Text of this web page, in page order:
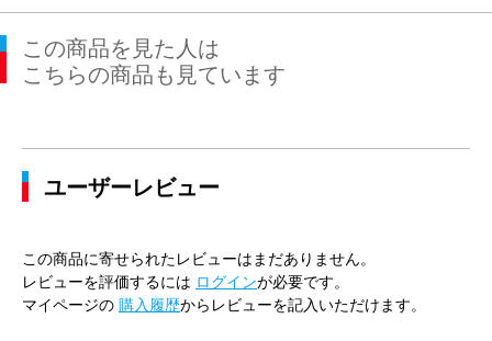
この商品を見た人は
こちらの商品も見ています
ユーザーレビュー
この商品に寄せられたレビューはまだありません。
レビューを評価するには ログインが必要です。
マイページの 購入履歴からレビューを記入いただけます。